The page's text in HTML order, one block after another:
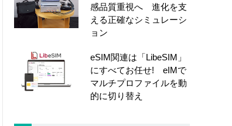
感品質重視へ 進化を支
える正確なシミュレーシ
ョン
eSIM関連は「LibeSIM」
にすべてお任せ! eIMで
マルチプロファイルを動
的に切り替え